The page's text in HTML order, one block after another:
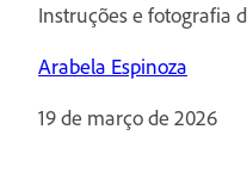
Instruções e fotografia
Arabela Espinoza
19 de março de 2026